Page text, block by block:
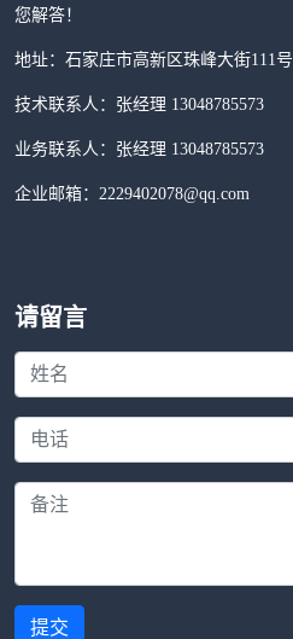
您解答！
地址：石家庄市高新区珠峰大街111号
技术联系人：张经理 13048785573
业务联系人：张经理 13048785573
企业邮箱：2229402078@qq.com
请留言
提交